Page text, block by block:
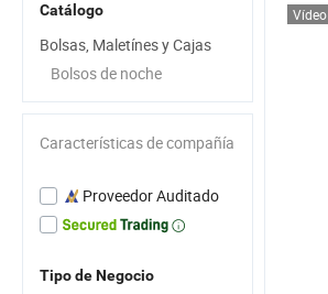
Vídeo
Catálogo
Bolsas, Maletínes y Cajas
Bolsos de noche
Características de compañía
Proveedor Auditado
Tipo de Negocio